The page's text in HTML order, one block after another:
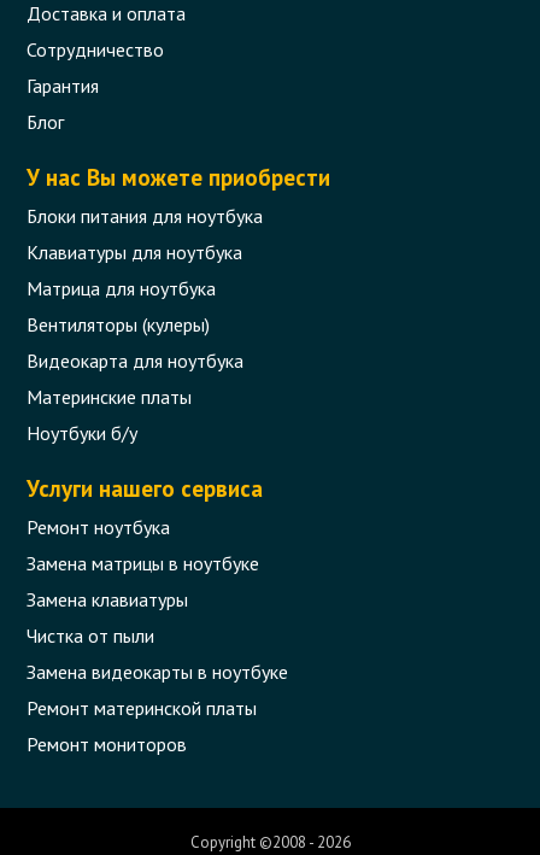
Шлейф матрицы для ноутбука Asus
Код товара - 09972
250 грн.
Есть в наличии
Корпус (нижняя часть, COVER LOWER)
для ноутбука Asus X550 + динамики
Код товара - 08087
0 отзыва
Доставка и оплата
Сотрудничество
Гарантия
Блог
У нас Вы можете приобрести
Блоки питания для ноутбука
Клавиатуры для ноутбука
Матрица для ноутбука
Вентиляторы (кулеры)
Видеокарта для ноутбука
Материнские платы
Ноутбуки б/у
Услуги нашего сервиса
Ремонт ноутбука
Замена матрицы в ноутбуке
Замена клавиатуры
Чистка от пыли
Замена видеокарты в ноутбуке
Ремонт материнской платы
Ремонт мониторов
Copyright ©2008 - 2026